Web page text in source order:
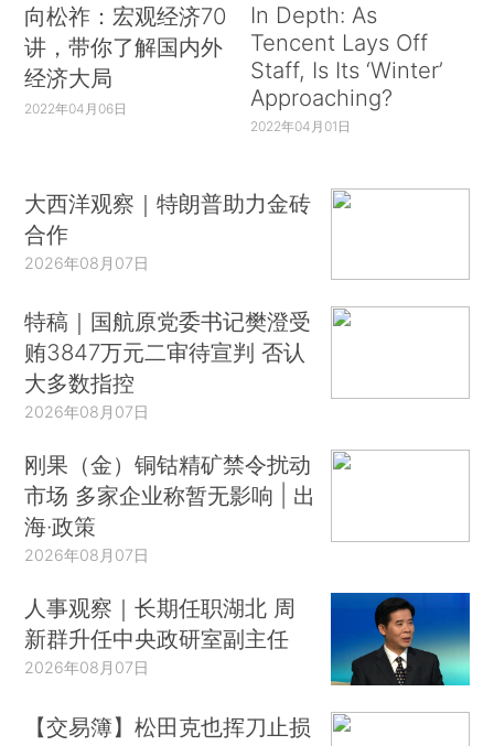
向松祚：宏观经济70
讲，带你了解国内外
经济大局
2022年04月06日
In Depth: As
Tencent Lays Off
Staff, Is Its ‘Winter’
Approaching?
2022年04月01日
大西洋观察｜特朗普助力金砖
合作
2026年08月07日
特稿｜国航原党委书记樊澄受
贿3847万元二审待宣判 否认
大多数指控
2026年08月07日
刚果（金）铜钴精矿禁令扰动
市场 多家企业称暂无影响 | 出
海·政策
2026年08月07日
人事观察｜长期任职湖北 周
新群升任中央政研室副主任
2026年08月07日
【交易簿】松田克也挥刀止损